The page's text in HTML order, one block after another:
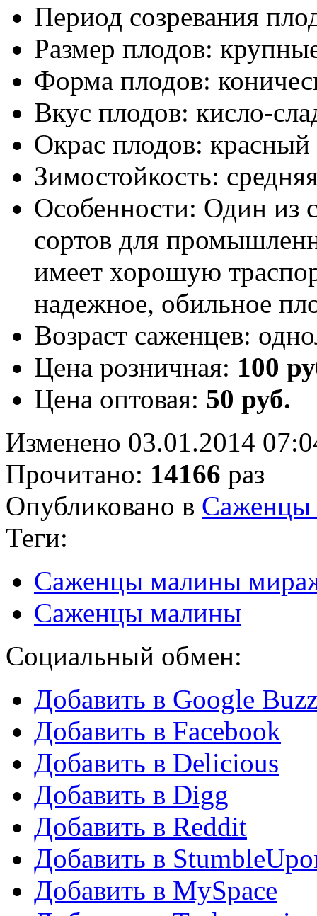
Период созревания
Размер плодов:
Форма плодов:
Вкус плодов: кисло-
Окрас плодов:
Зимостойкость:
Особенности: Один из
сортов для
имеет хорошую
надежное, обильное
Возраст саженцев:
Цена розничная: 100
Цена оптовая: 50 руб.
Изменено 03.01.2014
Прочитано: 14166 раз
Опубликовано в
Теги:
Саженцы малины
Саженцы малины
Социальный обмен:
Добавить в Google
Добавить в Facebook
Добавить в Delicious
Добавить в Digg
Добавить в Reddit
Добавить в
Добавить в MySpace